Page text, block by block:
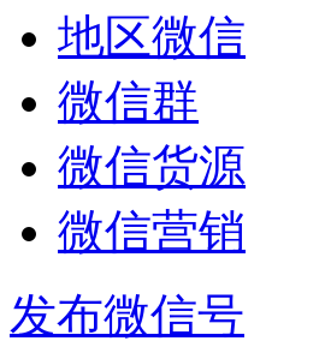
地区微信
微信群
微信货源
微信营销
发布微信号